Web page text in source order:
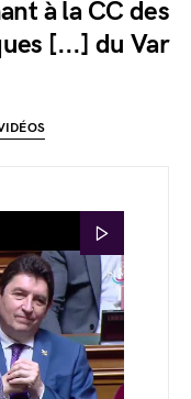
à la CC des
[...] du Var